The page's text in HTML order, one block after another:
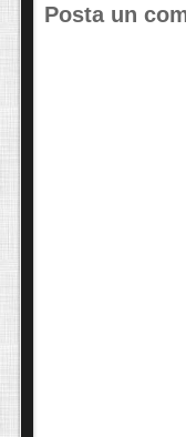
Posta un